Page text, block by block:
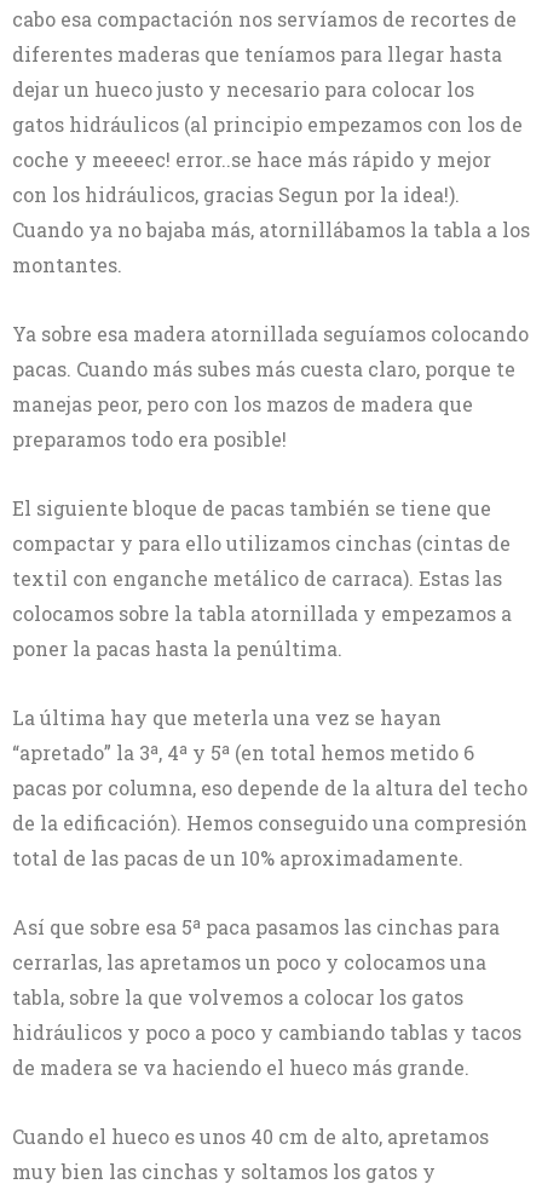
cabo esa compactación nos servíamos de recortes de
diferentes maderas que teníamos para llegar hasta
dejar un hueco justo y necesario para colocar los
gatos hidráulicos (al principio empezamos con los de
coche y meeeec! error..se hace más rápido y mejor
con los hidráulicos, gracias Segun por la idea!).
Cuando ya no bajaba más, atornillábamos la tabla a los
montantes.
Ya sobre esa madera atornillada seguíamos colocando
pacas. Cuando más subes más cuesta claro, porque te
manejas peor, pero con los mazos de madera que
preparamos todo era posible!
El siguiente bloque de pacas también se tiene que
compactar y para ello utilizamos cinchas (cintas de
textil con enganche metálico de carraca). Estas las
colocamos sobre la tabla atornillada y empezamos a
poner la pacas hasta la penúltima.
La última hay que meterla una vez se hayan
“apretado” la 3ª, 4ª y 5ª (en total hemos metido 6
pacas por columna, eso depende de la altura del techo
de la edificación). Hemos conseguido una compresión
total de las pacas de un 10% aproximadamente.
Así que sobre esa 5ª paca pasamos las cinchas para
cerrarlas, las apretamos un poco y colocamos una
tabla, sobre la que volvemos a colocar los gatos
hidráulicos y poco a poco y cambiando tablas y tacos
de madera se va haciendo el hueco más grande.
Cuando el hueco es unos 40 cm de alto, apretamos
muy bien las cinchas y soltamos los gatos y